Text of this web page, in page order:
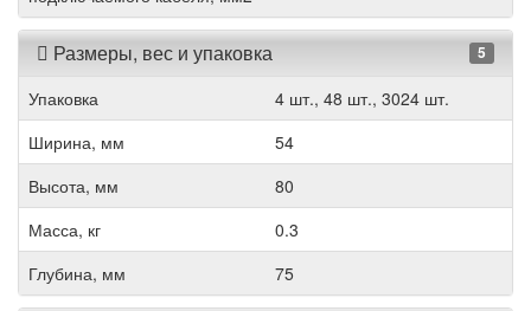
Размеры, вес и упаковка 5
Упаковка
4 шт., 48 шт., 3024 шт.
Ширина, мм
54
Высота, мм
80
Масса, кг
0.3
Глубина, мм
75